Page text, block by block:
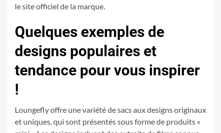
le site officiel de la marque.
Quelques exemples de
designs populaires et
tendance pour vous inspirer
!
Loungefly offre une variété de sacs aux designs originaux
et uniques, qui sont présentés sous forme de produits «